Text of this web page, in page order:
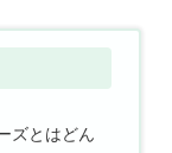
ズとはどん